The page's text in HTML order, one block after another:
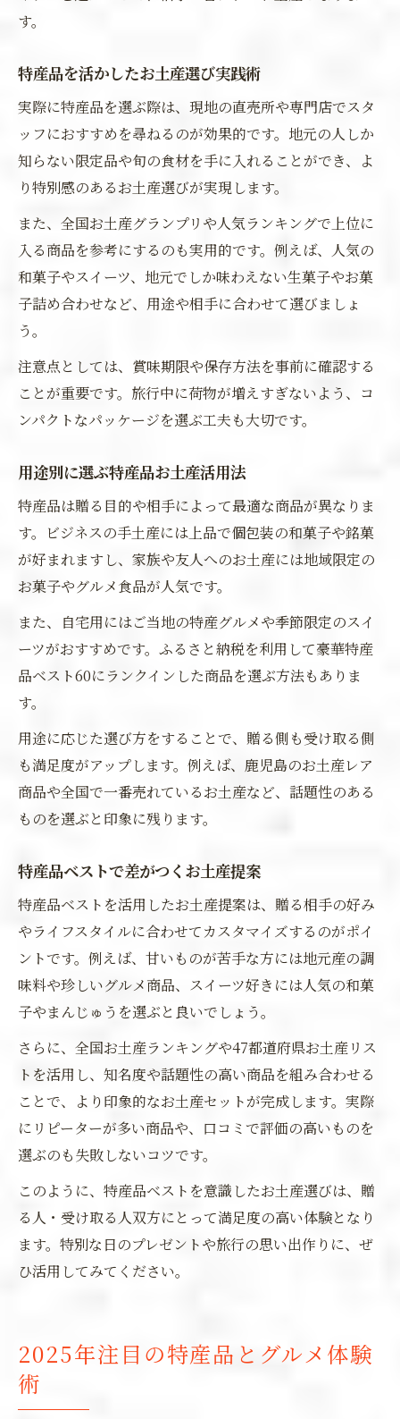
す。
特産品を活かしたお土産選び実践術
実際に特産品を選ぶ際は、現地の直売所や専門店でスタ
ッフにおすすめを尋ねるのが効果的です。地元の人しか
知らない限定品や旬の食材を手に入れることができ、よ
り特別感のあるお土産選びが実現します。
また、全国お土産グランプリや人気ランキングで上位に
入る商品を参考にするのも実用的です。例えば、人気の
和菓子やスイーツ、地元でしか味わえない生菓子やお菓
子詰め合わせなど、用途や相手に合わせて選びましょ
う。
注意点としては、賞味期限や保存方法を事前に確認する
ことが重要です。旅行中に荷物が増えすぎないよう、コ
ンパクトなパッケージを選ぶ工夫も大切です。
用途別に選ぶ特産品お土産活用法
特産品は贈る目的や相手によって最適な商品が異なりま
す。ビジネスの手土産には上品で個包装の和菓子や銘菓
が好まれますし、家族や友人へのお土産には地域限定の
お菓子やグルメ食品が人気です。
また、自宅用にはご当地の特産グルメや季節限定のスイ
ーツがおすすめです。ふるさと納税を利用して豪華特産
品ベスト60にランクインした商品を選ぶ方法もありま
す。
用途に応じた選び方をすることで、贈る側も受け取る側
も満足度がアップします。例えば、鹿児島のお土産レア
商品や全国で一番売れているお土産など、話題性のある
ものを選ぶと印象に残ります。
特産品ベストで差がつくお土産提案
特産品ベストを活用したお土産提案は、贈る相手の好み
やライフスタイルに合わせてカスタマイズするのがポイ
ントです。例えば、甘いものが苦手な方には地元産の調
味料や珍しいグルメ商品、スイーツ好きには人気の和菓
子やまんじゅうを選ぶと良いでしょう。
さらに、全国お土産ランキングや47都道府県お土産リス
トを活用し、知名度や話題性の高い商品を組み合わせる
ことで、より印象的なお土産セットが完成します。実際
にリピーターが多い商品や、口コミで評価の高いものを
選ぶのも失敗しないコツです。
このように、特産品ベストを意識したお土産選びは、贈
る人・受け取る人双方にとって満足度の高い体験となり
ます。特別な日のプレゼントや旅行の思い出作りに、ぜ
ひ活用してみてください。
2025年注目の特産品とグルメ体験
術